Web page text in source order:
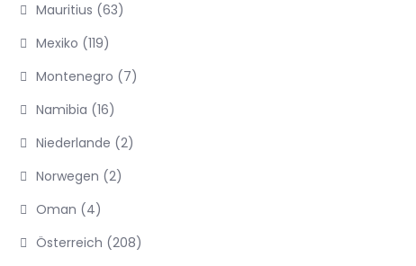
Mauritius (63)
Mexiko (119)
Montenegro (7)
Namibia (16)
Niederlande (2)
Norwegen (2)
Oman (4)
Österreich (208)